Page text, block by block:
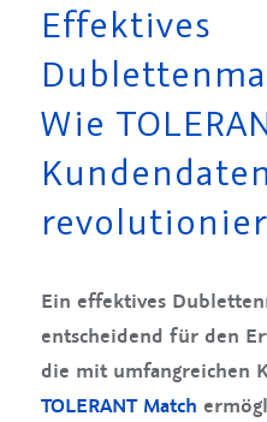
Effektives
Wie
Kundendaten
Ein effektives
entscheidend für den
die mit umfangreichen
TOLERANT Match